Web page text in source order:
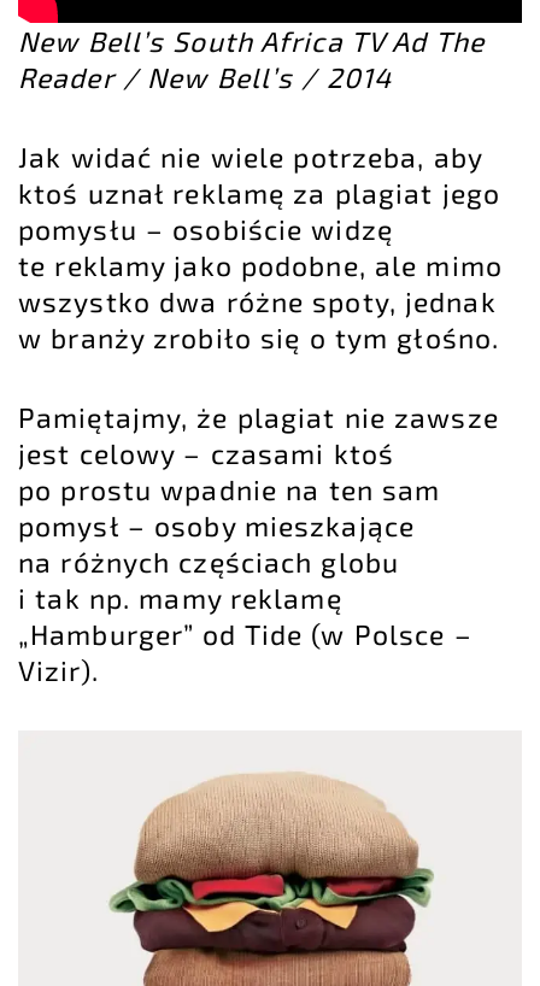
New Bell’s South Africa TV Ad The
Reader / New Bell’s / 2014
Jak widać nie wiele potrzeba, aby
ktoś uznał reklamę za plagiat jego
pomysłu – osobiście widzę
te reklamy jako podobne, ale mimo
wszystko dwa różne spoty, jednak
w branży zrobiło się o tym głośno.
Pamiętajmy, że plagiat nie zawsze
jest celowy – czasami ktoś
po prostu wpadnie na ten sam
pomysł – osoby mieszkające
na różnych częściach globu
i tak np. mamy reklamę
„Hamburger” od Tide (w Polsce –
Vizir).